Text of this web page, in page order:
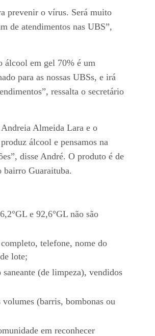
prevenir o vírus. Será muito
de atendimentos nas UBS”,
álcool em gel 70% é um
para as nossas UBSs, e irá
ressalta o secretário
Almeida Lara e o
álcool e pensamos na
disse André. O produto é de
bairro Guaraituba.
e 92,6°GL não são
telefone, nome do
lote;
(de limpeza), vendidos
(barris, bombonas ou
em reconhecer